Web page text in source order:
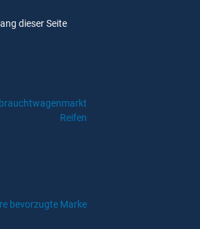
dieser Seite
Reifen
bevorzugte Marke